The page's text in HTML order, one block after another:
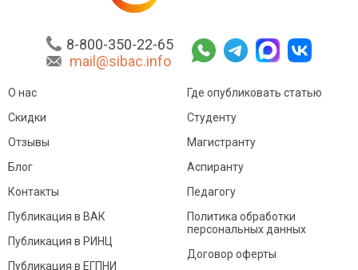
8-800-350-22-65
mail@sibac.info
О нас
Скидки
Отзывы
Блог
Контакты
Где опубликовать статью
Студенту
Магистранту
Аспиранту
Педагогу
Публикация в ВАК
Публикация в РИНЦ
Публикация в ЕГПНИ
Политика обработки
персональных данных
Договор оферты